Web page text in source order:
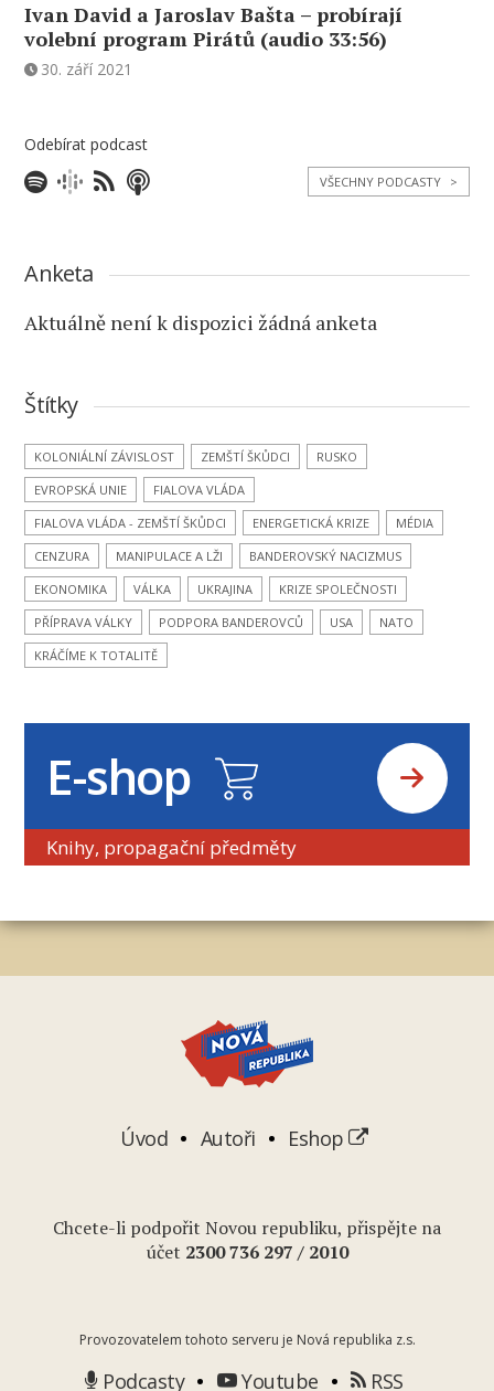
Ivan David a Jaroslav Bašta – probírají
volební program Pirátů (audio 33:56)
30. září 2021
Odebírat podcast
VŠECHNY PODCASTY >
Anketa
Aktuálně není k dispozici žádná anketa
Štítky
KOLONIÁLNÍ ZÁVISLOST ZEMŠTÍ ŠKŮDCI
RUSKO
EVROPSKÁ UNIE
FIALOVA VLÁDA
FIALOVA VLÁDA - ZEMŠTÍ ŠKŮDCI
ENERGETICKÁ KRIZE
MÉDIA
CENZURA
MANIPULACE A LŽI
BANDEROVSKÝ NACIZMUS
EKONOMIKA
VÁLKA UKRAJINA
KRIZE SPOLEČNOSTI
PŘÍPRAVA VÁLKY
PODPORA BANDEROVCŮ USA
NATO
KRÁČÍME K TOTALITĚ
E-shop
Knihy, propagační předměty
Úvod Autoři Eshop
Chcete-li podpořit Novou republiku, přispějte na
účet 2300 736 297 / 2010
Provozovatelem tohoto serveru je Nová republika z.s.
Podcasty Youtube RSS